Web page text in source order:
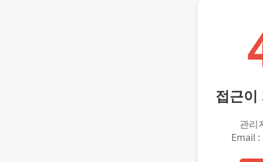
접근이
관리
Email